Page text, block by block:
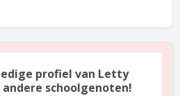
profiel van Letty
schoolgenoten!